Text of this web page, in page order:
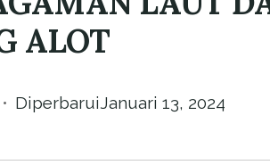
ALOT
• DiperbaruiJanuari 13, 2024